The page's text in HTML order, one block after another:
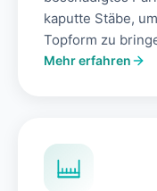
kaputte Stäbe,
Topform zu
Mehr erfahren